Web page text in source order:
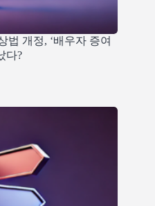
법 개정, ‘배우자 증여
다?